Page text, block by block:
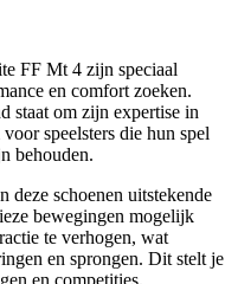
FF Mt 4 zijn speciaal
en comfort zoeken.
staat om zijn expertise in
speelsters die hun spel
behouden.
deze schoenen uitstekende
bewegingen mogelijk
te verhogen, wat
en sprongen. Dit stelt je
en competities.